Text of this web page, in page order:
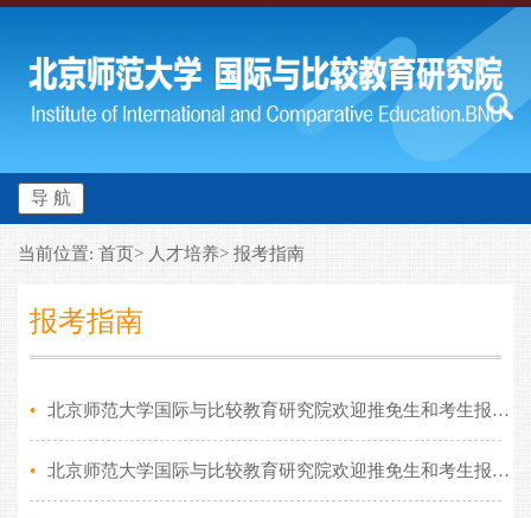
导 航
当前位置: 首页> 人才培养> 报考指南
报考指南
• 北京师范大学国际与比较教育研究院欢迎推免生和考生报考2021年比较教育学专业硕士研究生
• 北京师范大学国际与比较教育研究院欢迎推免生和考生报考2019年比较教育学专业硕士研究生